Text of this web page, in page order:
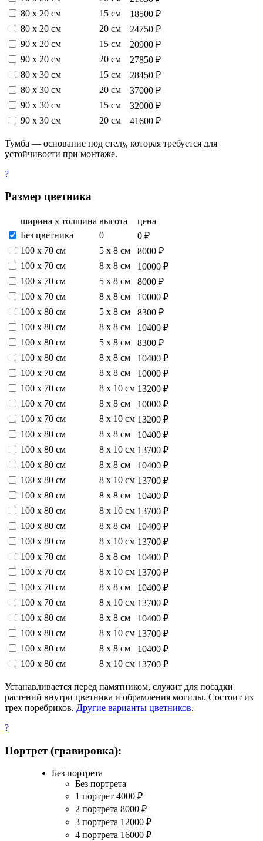
80 х 20 см
15 см
18500 ₽
80 х 20 см
20 см
24750 ₽
90 х 20 см
15 см
20900 ₽
90 х 20 см
20 см
27850 ₽
80 х 30 см
15 см
28450 ₽
80 х 30 см
20 см
37000 ₽
90 х 30 см
15 см
32000 ₽
90 х 30 см
20 см 41600 ₽
Тумба — основание под стелу, которая требуется для
устойчивости при монтаже.
?
Размер цветника
ширина х толщина высота
цена
Без цветника
0
0 ₽
100 х 70 см
5 х 8 см
8000 ₽
100 х 70 см
8 х 8 см
10000 ₽
100 х 70 см
5 х 8 см
8000 ₽
100 х 70 см
8 х 8 см
10000 ₽
100 х 80 см
5 х 8 см
8300 ₽
100 х 80 см
8 х 8 см
10400 ₽
100 х 80 см
5 х 8 см
8300 ₽
100 х 80 см
8 х 8 см
10400 ₽
100 х 70 см
8 х 8 см
10000 ₽
100 х 70 см
8 х 10 см 13200 ₽
100 х 70 см
8 х 8 см
10000 ₽
100 х 70 см
8 х 10 см 13200 ₽
100 х 80 см
8 х 8 см
10400 ₽
100 х 80 см
8 х 10 см 13700 ₽
100 х 80 см
8 х 8 см
10400 ₽
100 х 80 см
8 х 10 см 13700 ₽
100 х 80 см
8 х 8 см
10400 ₽
100 х 80 см
8 х 10 см 13700 ₽
100 х 80 см
8 х 8 см
10400 ₽
100 х 80 см
8 х 10 см 13700 ₽
100 х 70 см
8 х 8 см
10400 ₽
100 х 70 см
8 х 10 см 13700 ₽
100 х 70 см
8 х 8 см
10400 ₽
100 х 70 см
8 х 10 см 13700 ₽
100 х 80 см
8 х 8 см
10400 ₽
100 х 80 см
8 х 10 см 13700 ₽
100 х 80 см
8 х 8 см
10400 ₽
100 х 80 см
8 х 10 см 13700 ₽
Устанавливается перед памятником, служит для посадки
растений внутри цветника и обрамления могилы. Состоит из
трех поребриков. Другие варианты цветников.
?
Портрет (гравировка):
Без портрета
Без портрета
1 портрет 4000 ₽
2 портрета 8000 ₽
3 портрета 12000 ₽
4 портрета 16000 ₽